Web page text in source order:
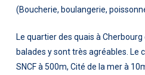
(Boucherie, boulangerie,
Le quartier des quais à
balades y sont très agréables. Le
SNCF à 500m, Cité de la mer à